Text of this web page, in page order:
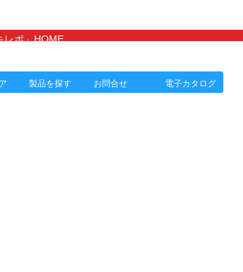
レポ」HOME
製品を探す お問合せ 電子カタログ